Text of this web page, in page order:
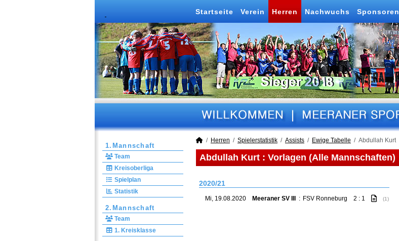
Startseite Verein Herren Nachwuchs Sponsoren
1.Mannschaft
Team
Kreisoberliga
Spielplan
Statistik
2.Mannschaft
Team
1. Kreisklasse
Herren Spielerstatistik Assists Ewige Tabelle Abdullah Kurt
Abdullah Kurt : Vorlagen (Alle Mannschaften)
2020/21
Mi, 19.08.2020 Meeraner SV III : FSV Ronneburg 2 : 1 (1)